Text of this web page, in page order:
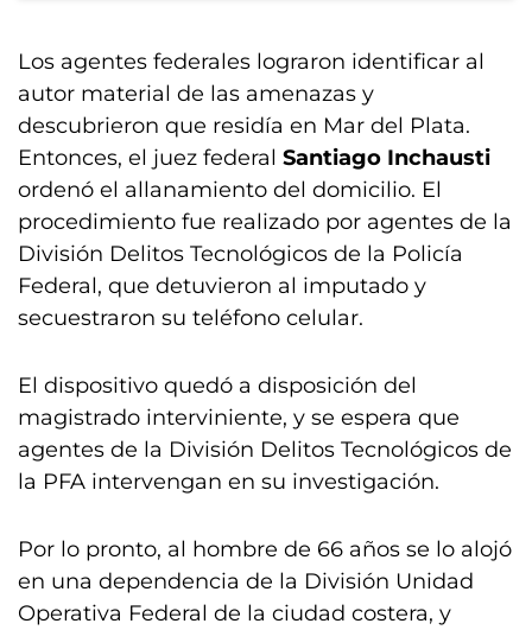
Los agentes federales lograron identificar al
autor material de las amenazas y
descubrieron que residía en Mar del Plata.
Entonces, el juez federal Santiago Inchausti
ordenó el allanamiento del domicilio. El
procedimiento fue realizado por agentes de la
División Delitos Tecnológicos de la Policía
Federal, que detuvieron al imputado y
secuestraron su teléfono celular.
El dispositivo quedó a disposición del
magistrado interviniente, y se espera que
agentes de la División Delitos Tecnológicos de
la PFA intervengan en su investigación.
Por lo pronto, al hombre de 66 años se lo alojó
en una dependencia de la División Unidad
Operativa Federal de la ciudad costera, y